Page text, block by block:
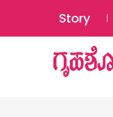
Story